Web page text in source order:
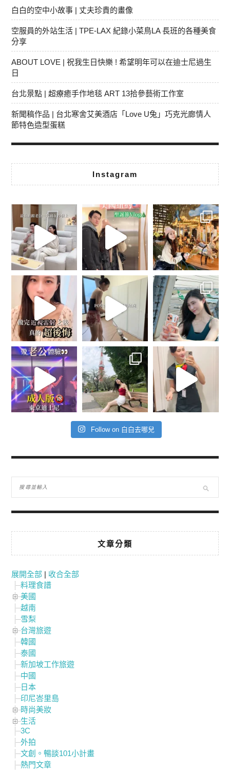
白白的空中小故事 | 丈夫珍貴的畫像
空服員的外站生活 | TPE-LAX 紀錄小菜鳥LA 長班的各種美食
分享
ABOUT LOVE | 祝我生日快樂 ! 希望明年可以在迪士尼過生
日
台北景點 | 超療癒手作地毯 ART 13拾參藝術工作室
新聞稿作品 | 台北寒舍艾美酒店「Love U兔」巧克光廊情人
節特色造型蛋糕
Instagram
Follow on 白白去哪兒
文章分類
展開全部 | 收合全部
料理食譜
美國
越南
雪梨
台灣旅遊
韓國
泰國
新加坡工作旅遊
中國
日本
印尼峇里島
時尚美妝
生活
3C
外拍
文創。暢談101小計畫
熱門文章